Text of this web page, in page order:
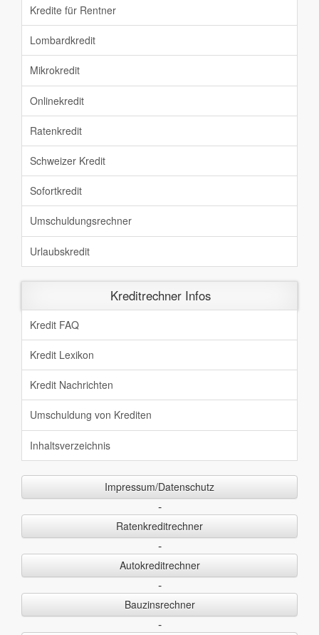
Kredite für Rentner
Lombardkredit
Mikrokredit
Onlinekredit
Ratenkredit
Schweizer Kredit
Sofortkredit
Umschuldungsrechner
Urlaubskredit
Kreditrechner Infos
Kredit FAQ
Kredit Lexikon
Kredit Nachrichten
Umschuldung von Krediten
Inhaltsverzeichnis
Impressum/Datenschutz
-
Ratenkreditrechner
-
Autokreditrechner
-
Bauzinsrechner
-